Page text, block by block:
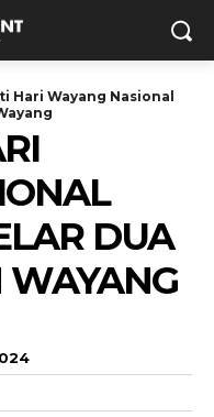
Hari Wayang Nasional
DUA
WAYANG